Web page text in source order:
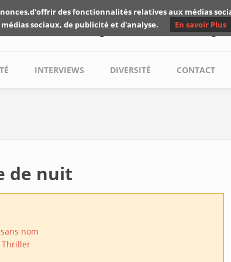
Les critiques de
INTERVIEWS DIVERSITÉ CONTACT
de nuit
nom
Thriller
des fonctionnalités relatives aux médias
sociaux, de publicité et d'analyse.
En savoir Plus